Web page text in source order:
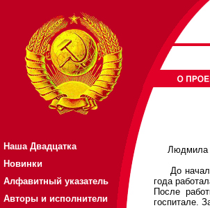
Наша Двадцатка
Новинки
Алфавитный указатель
Авторы и исполнители
Людмила
До начала
года
После
госпитале.